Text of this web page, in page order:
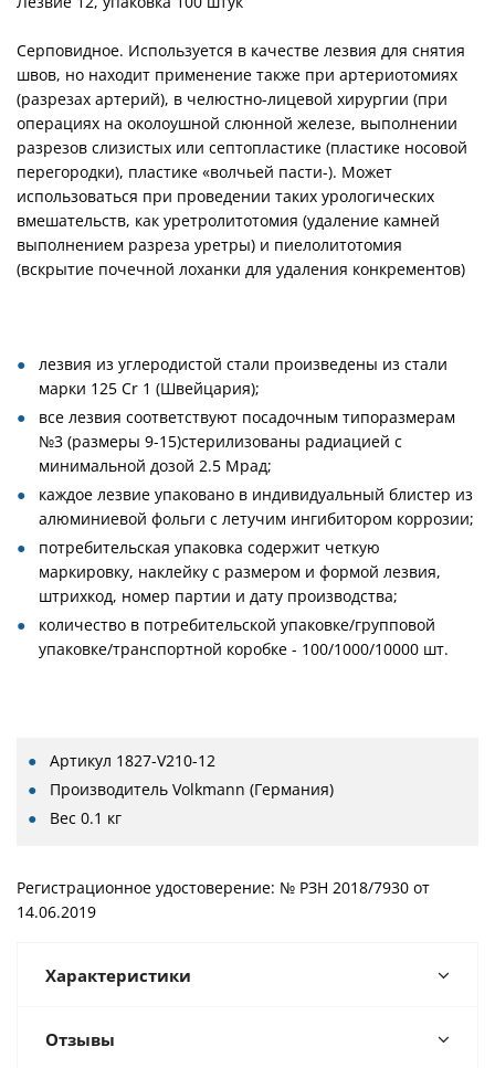
Серповидное. Используется в качестве лезвия для снятия
швов, но находит применение также при артериотомиях
(разрезах артерий), в челюстно-лицевой хирургии (при
операциях на околоушной слюнной железе, выполнении
разрезов слизистых или септопластике (пластике носовой
перегородки), пластике «волчьей пасти-). Может
использоваться при проведении таких урологических
вмешательств, как уретролитотомия (удаление камней
выполнением разреза уретры) и пиелолитотомия
(вскрытие почечной лоханки для удаления конкрементов)
лезвия из углеродистой стали произведены из стали
марки 125 Cr 1 (Швейцария);
все лезвия соответствуют посадочным типоразмерам
№3 (размеры 9-15)стерилизованы радиацией с
минимальной дозой 2.5 Мрад;
каждое лезвие упаковано в индивидуальный блистер из
алюминиевой фольги с летучим ингибитором коррозии;
потребительская упаковка содержит четкую
маркировку, наклейку с размером и формой лезвия,
штрихкод, номер партии и дату производства;
количество в потребительской упаковке/групповой
упаковке/транспортной коробке - 100/1000/10000 шт.
Артикул 1827-V210-12
Производитель Volkmann (Германия)
Вес 0.1 кг
Регистрационное удостоверение: № РЗН 2018/7930 от
14.06.2019
Характеристики
Отзывы